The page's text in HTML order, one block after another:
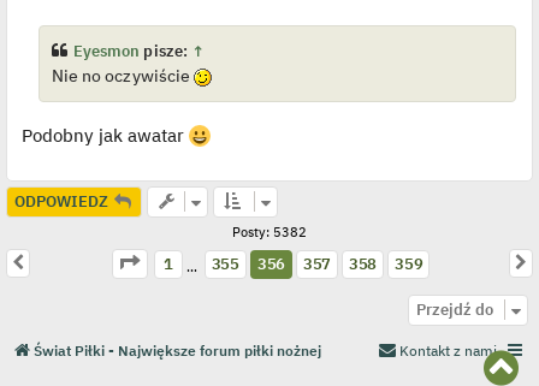
i
e
t
l
o
e
n
c
z
Eyesmon pisze: ↑
Nie no oczywiście
Podobny jak awatar
ODPOWIEDZ
Posty: 5382
Strona 356 z359
1 … 355 356 357 358 359
Przejdź do
N
Świat Piłki - Największe forum piłki nożnej Kontakt z nami